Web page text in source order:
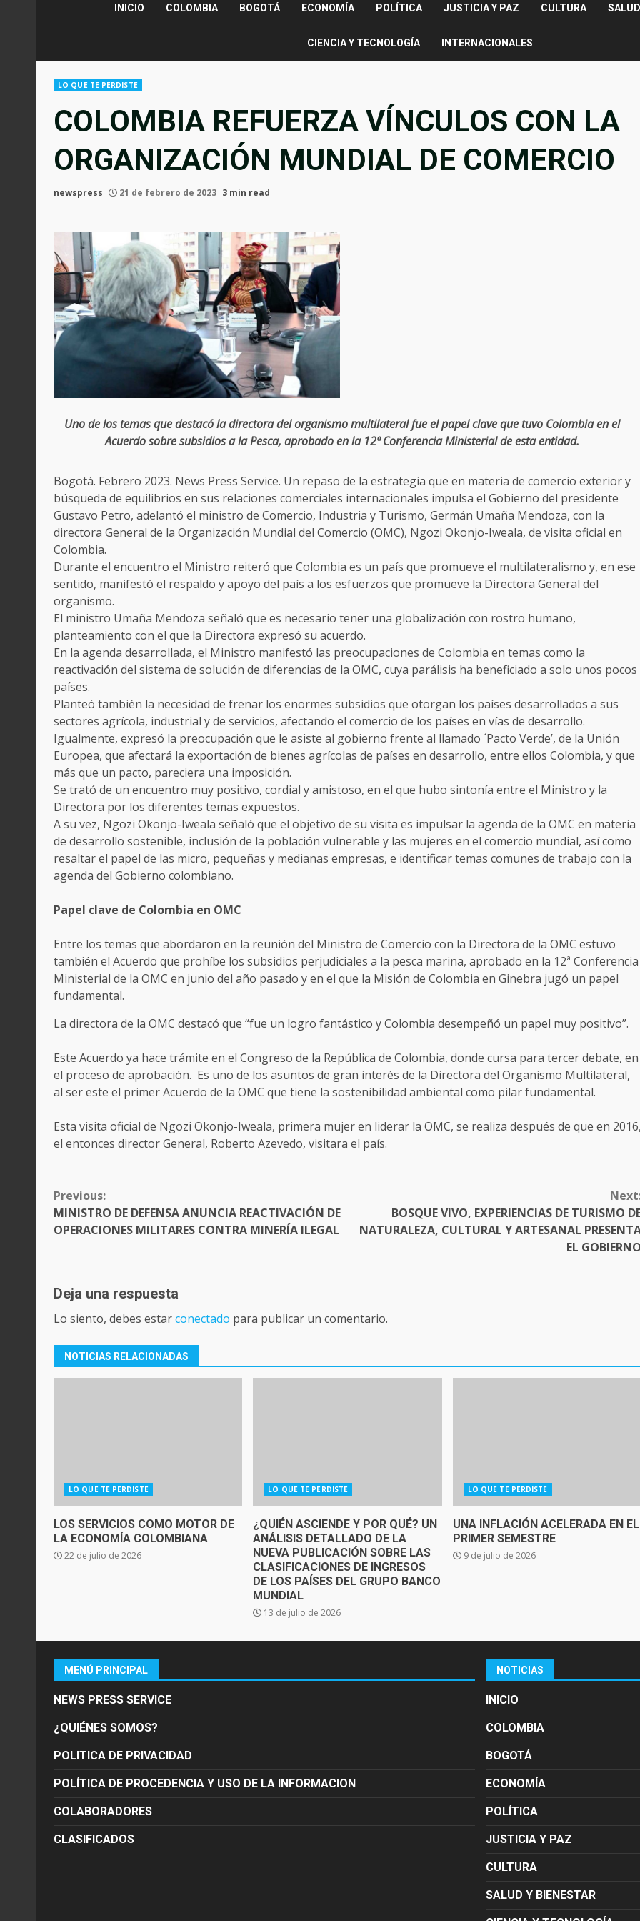
INICIO COLOMBIA BOGOTÁ ECONOMÍA POLÍTICA JUSTICIA Y PAZ CULTURA
CIENCIA Y TECNOLOGÍA INTERNACIONALES
LO QUE TE PERDISTE
COLOMBIA REFUERZA VÍNCULOS CON LA
ORGANIZACIÓN MUNDIAL DE COMERCIO
newspress 21 de febrero de 2023 3 min read
Uno de los temas que destacó la directora del organismo multilateral fue el papel clave que tuvo Colombia en el
Acuerdo sobre subsidios a la Pesca, aprobado en la 12ª Conferencia Ministerial de esta entidad.
Bogotá. Febrero 2023. News Press Service. Un repaso de la estrategia que en materia de comercio exterior y
búsqueda de equilibrios en sus relaciones comerciales internacionales impulsa el Gobierno del presidente
Gustavo Petro, adelantó el ministro de Comercio, Industria y Turismo, Germán Umaña Mendoza, con la
directora General de la Organización Mundial del Comercio (OMC), Ngozi Okonjo-Iweala, de visita oficial en
Colombia.
Durante el encuentro el Ministro reiteró que Colombia es un país que promueve el multilateralismo y, en ese
sentido, manifestó el respaldo y apoyo del país a los esfuerzos que promueve la Directora General del
organismo.
El ministro Umaña Mendoza señaló que es necesario tener una globalización con rostro humano,
planteamiento con el que la Directora expresó su acuerdo.
En la agenda desarrollada, el Ministro manifestó las preocupaciones de Colombia en temas como la
reactivación del sistema de solución de diferencias de la OMC, cuya parálisis ha beneficiado a solo unos pocos
países.
Planteó también la necesidad de frenar los enormes subsidios que otorgan los países desarrollados a sus
sectores agrícola, industrial y de servicios, afectando el comercio de los países en vías de desarrollo.
Igualmente, expresó la preocupación que le asiste al gobierno frente al llamado ´Pacto Verde’, de la Unión
Europea, que afectará la exportación de bienes agrícolas de países en desarrollo, entre ellos Colombia, y que
más que un pacto, pareciera una imposición.
Se trató de un encuentro muy positivo, cordial y amistoso, en el que hubo sintonía entre el Ministro y la
Directora por los diferentes temas expuestos.
A su vez, Ngozi Okonjo-Iweala señaló que el objetivo de su visita es impulsar la agenda de la OMC en materia
de desarrollo sostenible, inclusión de la población vulnerable y las mujeres en el comercio mundial, así como
resaltar el papel de las micro, pequeñas y medianas empresas, e identificar temas comunes de trabajo con la
agenda del Gobierno colombiano.
Papel clave de Colombia en OMC
Entre los temas que abordaron en la reunión del Ministro de Comercio con la Directora de la OMC estuvo
también el Acuerdo que prohíbe los subsidios perjudiciales a la pesca marina, aprobado en la 12ª Conferencia
Ministerial de la OMC en junio del año pasado y en el que la Misión de Colombia en Ginebra jugó un papel
fundamental.
La directora de la OMC destacó que “fue un logro fantástico y Colombia desempeñó un papel muy positivo”.
Este Acuerdo ya hace trámite en el Congreso de la República de Colombia, donde cursa para tercer debate, en
el proceso de aprobación. Es uno de los asuntos de gran interés de la Directora del Organismo Multilateral,
al ser este el primer Acuerdo de la OMC que tiene la sostenibilidad ambiental como pilar fundamental.
Esta visita oficial de Ngozi Okonjo-Iweala, primera mujer en liderar la OMC, se realiza después de que en 2016,
el entonces director General, Roberto Azevedo, visitara el país.
CONTINUE
READING
Previous:
MINISTRO DE DEFENSA ANUNCIA REACTIVACIÓN DE
OPERACIONES MILITARES CONTRA MINERÍA ILEGAL
BOSQUE VIVO, EXPERIENCIAS DE TURISMO
NATURALEZA, CULTURAL Y ARTESANAL
EL GOBIERNO
Deja una respuesta
Lo siento, debes estarconectado para publicar un comentario.
NOTICIAS RELACIONADAS
LO QUE TE PERDISTE
LOS SERVICIOS COMO MOTOR DE
LA ECONOMÍA COLOMBIANA
22 de julio de 2026
LO QUE TE PERDISTE
¿QUIÉN ASCIENDE Y POR QUÉ? UN
ANÁLISIS DETALLADO DE LA
NUEVA PUBLICACIÓN SOBRE LAS
CLASIFICACIONES DE INGRESOS
DE LOS PAÍSES DEL GRUPO BANCO
MUNDIAL
13 de julio de 2026
LO QUE TE PERDISTE
UNA INFLACIÓN ACELERADA EN EL
PRIMER SEMESTRE
9 de julio de 2026
MENÚ PRINCIPAL
NEWS PRESS SERVICE
¿QUIÉNES SOMOS?
POLITICA DE PRIVACIDAD
POLÍTICA DE PROCEDENCIA Y USO DE LA INFORMACION
COLABORADORES
CLASIFICADOS
NOTICIAS
INICIO
COLOMBIA
BOGOTÁ
ECONOMÍA
POLÍTICA
JUSTICIA Y PAZ
CULTURA
SALUD Y BIENESTAR